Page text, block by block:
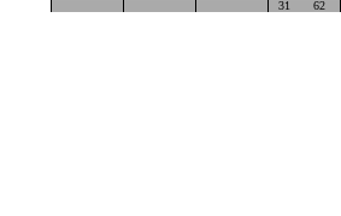
31
62